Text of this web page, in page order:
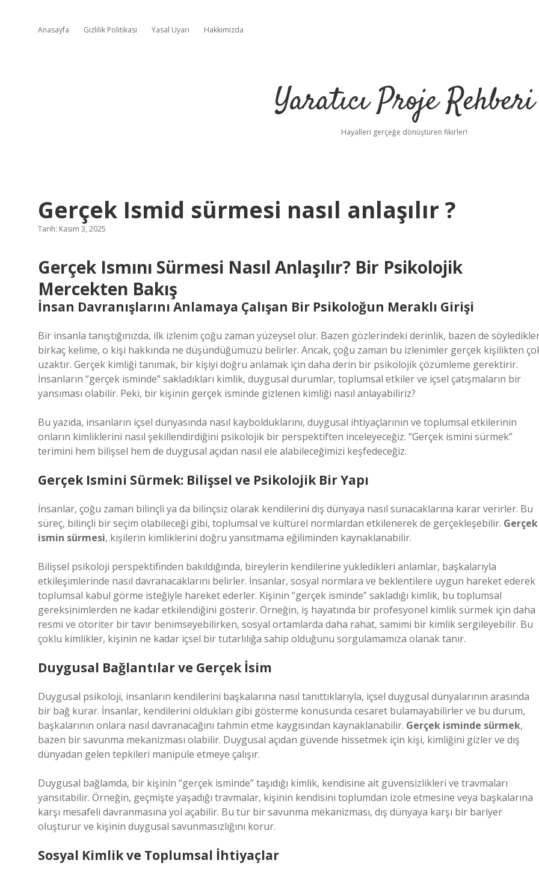
Anasayfa Gizlilik Politikası Yasal Uyarı Hakkımızda
Yaratıcı Proje Rehberi
Hayalleri gerçeğe dönüştüren fikirler!
Gerçek Ismid sürmesi nasıl anlaşılır ?
Tarih: Kasım 3, 2025
Gerçek Ismını Sürmesi Nasıl Anlaşılır? Bir Psikolojik
Mercekten Bakış
İnsan Davranışlarını Anlamaya Çalışan Bir Psikoloğun Meraklı Girişi
Bir insanla tanıştığınızda, ilk izlenim çoğu zaman yüzeysel olur. Bazen gözlerindeki derinlik, bazen de
birkaç kelime, o kişi hakkında ne düşündüğümüzü belirler. Ancak, çoğu zaman bu izlenimler gerçek kişilikten
uzaktır. Gerçek kimliği tanımak, bir kişiyi doğru anlamak için daha derin bir psikolojik çözümleme gerektirir.
İnsanların “gerçek isminde” sakladıkları kimlik, duygusal durumlar, toplumsal etkiler ve içsel çatışmaların bir
yansıması olabilir. Peki, bir kişinin gerçek isminde gizlenen kimliği nasıl anlayabiliriz?
Bu yazıda, insanların içsel dünyasında nasıl kaybolduklarını, duygusal ihtiyaçlarının ve toplumsal etkilerinin
onların kimliklerini nasıl şekillendirdiğini psikolojik bir perspektiften inceleyeceğiz. “Gerçek ismini sürmek”
terimini hem bilişsel hem de duygusal açıdan nasıl ele alabileceğimizi keşfedeceğiz.
Gerçek Ismini Sürmek: Bilişsel ve Psikolojik Bir Yapı
İnsanlar, çoğu zaman bilinçli ya da bilinçsiz olarak kendilerini dış dünyaya nasıl sunacaklarına karar verirler. Bu
süreç, bilinçli bir seçim olabileceği gibi, toplumsal ve kültürel normlardan etkilenerek de gerçekleşebilir. Gerçek
ismin sürmesi, kişilerin kimliklerini doğru yansıtmama eğiliminden kaynaklanabilir.
Bilişsel psikoloji perspektifinden bakıldığında, bireylerin kendilerine yükledikleri anlamlar, başkalarıyla
etkileşimlerinde nasıl davranacaklarını belirler. İnsanlar, sosyal normlara ve beklentilere uygun hareket ederek
toplumsal kabul görme isteğiyle hareket ederler. Kişinin “gerçek isminde” sakladığı kimlik, bu toplumsal
gereksinimlerden ne kadar etkilendiğini gösterir. Örneğin, iş hayatında bir profesyonel kimlik sürmek için daha
resmi ve otoriter bir tavır benimseyebilirken, sosyal ortamlarda daha rahat, samimi bir kimlik sergileyebilir. Bu
çoklu kimlikler, kişinin ne kadar içsel bir tutarlılığa sahip olduğunu sorgulamamıza olanak tanır.
Duygusal Bağlantılar ve Gerçek İsim
Duygusal psikoloji, insanların kendilerini başkalarına nasıl tanıttıklarıyla, içsel duygusal dünyalarının arasında
bir bağ kurar. İnsanlar, kendilerini oldukları gibi gösterme konusunda cesaret bulamayabilirler ve bu durum,
başkalarının onlara nasıl davranacağını tahmin etme kaygısından kaynaklanabilir. Gerçek isminde sürmek,
bazen bir savunma mekanizması olabilir. Duygusal açıdan güvende hissetmek için kişi, kimliğini gizler ve dış
dünyadan gelen tepkileri manipüle etmeye çalışır.
Duygusal bağlamda, bir kişinin “gerçek isminde” taşıdığı kimlik, kendisine ait güvensizlikleri ve travmaları
yansıtabilir. Örneğin, geçmişte yaşadığı travmalar, kişinin kendisini toplumdan izole etmesine veya başkalarına
karşı mesafeli davranmasına yol açabilir. Bu tür bir savunma mekanizması, dış dünyaya karşı bir bariyer
oluşturur ve kişinin duygusal savunmasızlığını korur.
Sosyal Kimlik ve Toplumsal İhtiyaçlar